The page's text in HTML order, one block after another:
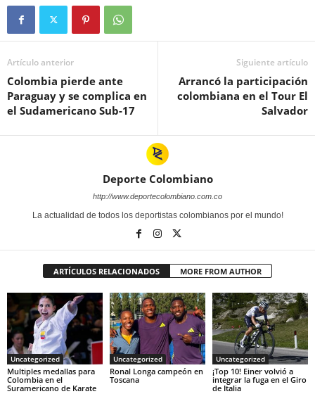
Artículo anterior
Colombia pierde ante
Paraguay y se complica en
el Sudamericano Sub-17
Siguiente artículo
Arrancó la participación
colombiana en el Tour El
Salvador
Deporte Colombiano
http://www.deportecolombiano.com.co
La actualidad de todos los deportistas colombianos por el mundo!
ARTÍCULOS RELACIONADOS MORE FROM AUTHOR
Uncategorized
Multiples medallas para
Colombia en el
Suramericano de Karate
Uncategorized
Ronal Longa campeón en
Toscana
Uncategorized
¡Top 10! Einer volvió a
integrar la fuga en el Giro
de Italia